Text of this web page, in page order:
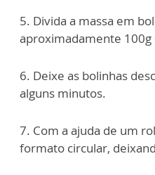
5. Divida a massa em
aproximadamente 100g
6. Deixe as bolinhas
alguns minutos.
7. Com a ajuda de um
formato circular,